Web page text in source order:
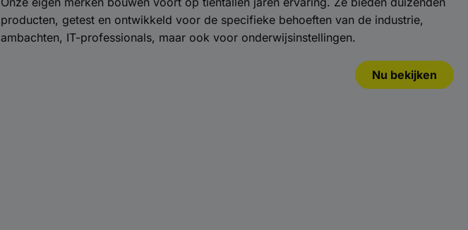
producten, getest en ontwikkeld voor de specifieke behoeften van de industrie,
ambachten, IT-professionals, maar ook voor onderwijsinstellingen.
Nu bekijken